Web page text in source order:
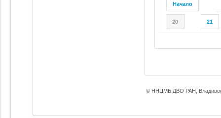
Начало
20 21
© ННЦМБ ДВО РАН,